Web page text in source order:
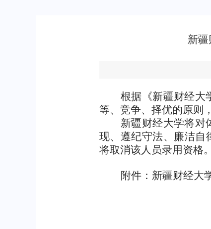
新
根据《新疆财经大
等、竞争、择优的原则
新疆财经大学将对
现、遵纪守法、廉洁自
将取消该人员录用资格
附件： 新疆财经大